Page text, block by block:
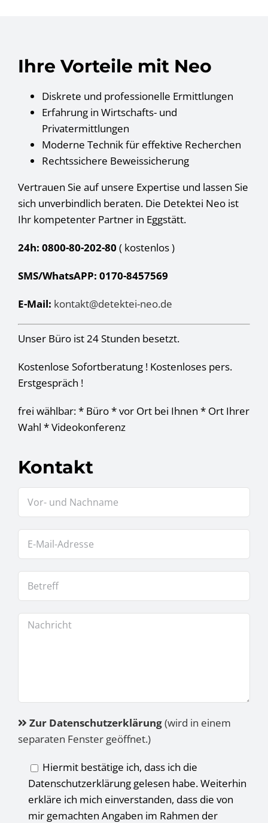
Ihre Vorteile mit Neo
Diskrete und professionelle Ermittlungen
Erfahrung in Wirtschafts- und
Privatermittlungen
Moderne Technik für effektive Recherchen
Rechtssichere Beweissicherung
Vertrauen Sie auf unsere Expertise und lassen Sie
sich unverbindlich beraten. Die Detektei Neo ist
Ihr kompetenter Partner in Eggstätt.
24h: 0800-80-202-80 ( kostenlos)
SMS/WhatsAPP: 0170-8457569
E-Mail: kontakt@detektei-neo.de
Unser Büro ist 24 Stunden besetzt.
Kostenlose Sofortberatung ! Kostenloses pers.
Erstgespräch !
frei wählbar: * Büro * vor Ort bei Ihnen * Ort Ihrer
Wahl * Videokonferenz
Kontakt
Zur Datenschutzerklärung(wird in einem
separaten Fenster geöffnet.)
Hiermit bestätige ich, dass ich die
Datenschutzerklärung gelesen habe. Weiterhin
erkläre ich mich einverstanden, dass die von
mir gemachten Angaben im Rahmen der